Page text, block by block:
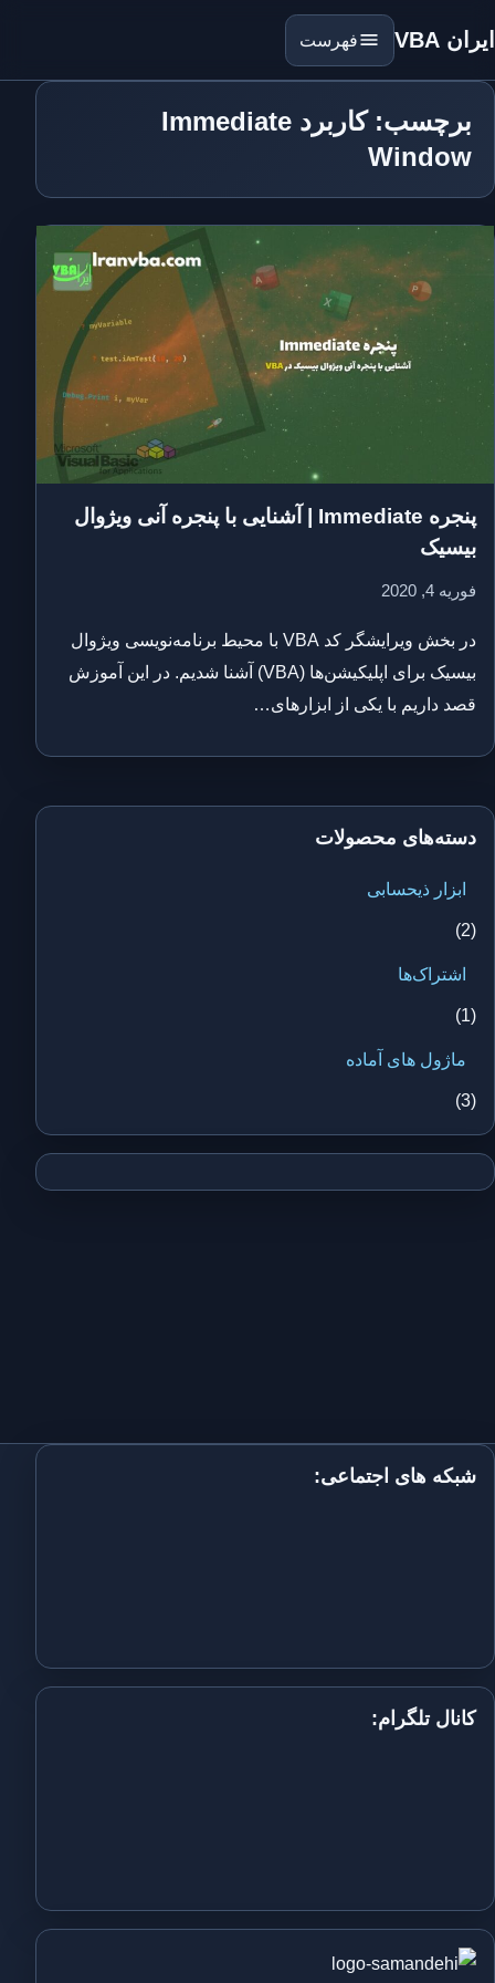
ایران VBA فهرست
برچسب: کاربرد Immediate
Window
پنجره Immediate | آشنایی با پنجره آنی ویژوال
بیسیک
فوریه 4, 2020
در بخش ویرایشگر کد VBA با محیط برنامه‌نویسی ویژوال
بیسیک برای اپلیکیشن‌ها (VBA) آشنا شدیم. در این آموزش
قصد داریم با یکی از ابزارهای…
دسته‌های محصولات
ابزار ذیحسابی
(2)
اشتراک‌ها
(1)
ماژول های آماده
(3)
شبکه های اجتماعی:
کانال تلگرام: